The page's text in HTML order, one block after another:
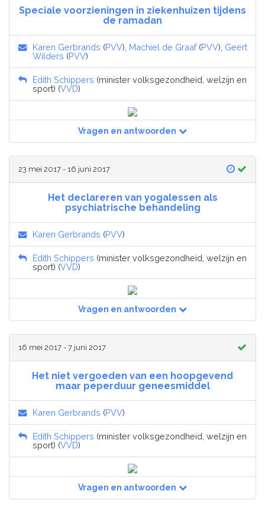
Speciale voorzieningen in ziekenhuizen tijdens
de ramadan
Karen Gerbrands (PVV), Machiel de Graaf(PVV), Geert
Wilders (PVV)
Edith Schippers (minister volksgezondheid, welzijn en
sport) (VVD)
Vragen en antwoorden
23 mei 2017 - 16 juni 2017
Het declareren van yogalessen als
psychiatrische behandeling
Karen Gerbrands (PVV)
Edith Schippers (minister volksgezondheid, welzijn en
sport) (VVD)
Vragen en antwoorden
16 mei 2017 - 7 juni 2017
Het niet vergoeden van een hoopgevend
maar peperduur geneesmiddel
Karen Gerbrands (PVV)
Edith Schippers (minister volksgezondheid, welzijn en
sport) (VVD)
Vragen en antwoorden